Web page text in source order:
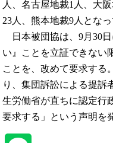
人、名古屋地裁1人、大
23人、熊本地裁9人となっ
日本被団協は、9月30
い』ことを立証できない
ことを、改めて要求する
り、集団訴訟による提訴
生労働省が直ちに認定行
要求する」という声明を